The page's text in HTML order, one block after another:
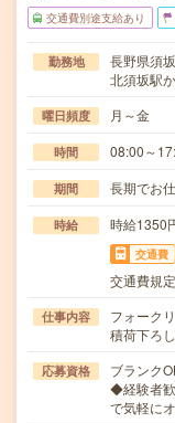
交通費別途支給あり
勤務地
長野県須
北須坂駅
曜日頻度 月～金
時間 08:00～
期間 長期でお
時給 時給1350
交通費
交通費規
仕事内容
フォーク
積荷下ろ
応募資格
ブランク
◆経験者
で気軽に